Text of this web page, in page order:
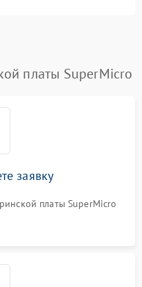
платы SuperMicro
заявку
платы SuperMicro